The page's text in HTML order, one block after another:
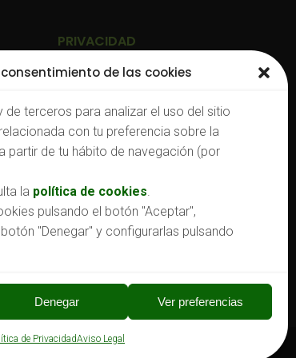
de las cookies
terceros para analizar el uso del sitio
con tu preferencia sobre la
partir de tu hábito de navegación (por
la política de cookies.
pulsando el botón "Aceptar",
"Denegar" y configurarlas pulsando
Denegar Ver preferencias
de PrivacidadAviso Legal
PRIVACIDAD
Aviso Legal
Política de Cookies